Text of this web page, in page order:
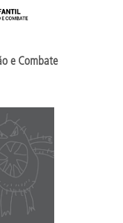
e Combate